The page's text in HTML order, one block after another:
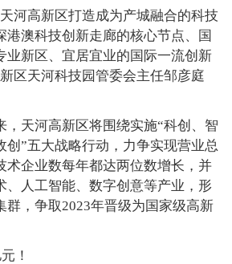
河高新区打造成为产城融合的科技
港澳科技创新走廊的核心节点、国
业新区、宜居宜业的国际一流创新
区天河科技园管委会主任邹彦庭
，天河高新区将围绕实施“科创、智
创”五大战略行动，力争实现营业总
术企业数每年都达两位数增长，并
、人工智能、数字创意等产业，形
群，争取2023年晋级为国家级高新
！